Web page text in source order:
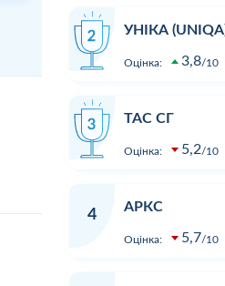
УНІКА
Оцінка: 3,8 10
ТАС СГ
Оцінка: 5,2 10
4
АРКС
Оцінка: 5,7 10